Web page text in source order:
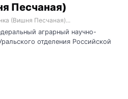
Песчаная)
(Вишня Песчаная)...
аграрный научно-
отделения Российской